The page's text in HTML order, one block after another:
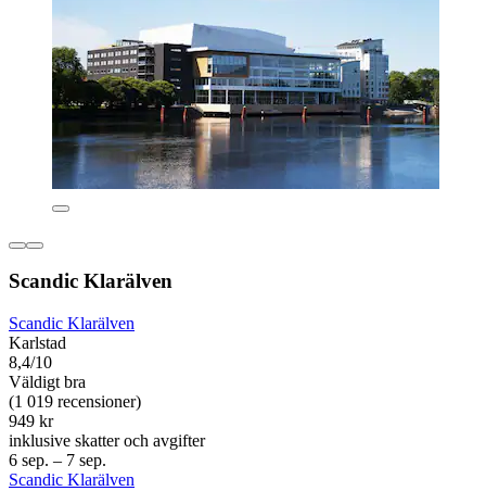
Scandic Klarälven
Scandic Klarälven
Karlstad
8,4/10
Väldigt bra
(1 019 recensioner)
949 kr
inklusive skatter och avgifter
6 sep. – 7 sep.
Scandic Klarälven